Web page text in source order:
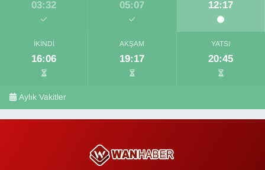
03:32 05:07 12:17
İKINDI
16:06
AKŞAM
19:17
YATSI
20:45
Aylık Vakitler